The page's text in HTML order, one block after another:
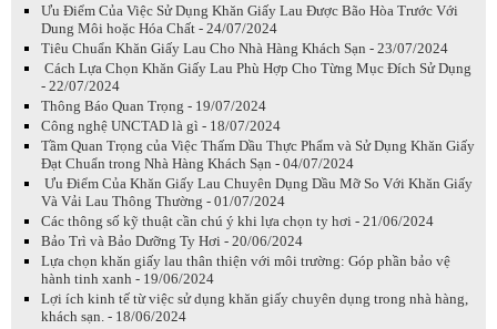
Ưu Điểm Của Việc Sử Dụng Khăn Giấy Lau Được Bão Hòa Trước Với
Dung Môi hoặc Hóa Chất - 24/07/2024
Tiêu Chuẩn Khăn Giấy Lau Cho Nhà Hàng Khách Sạn - 23/07/2024
Cách Lựa Chọn Khăn Giấy Lau Phù Hợp Cho Từng Mục Đích Sử Dụng
- 22/07/2024
Thông Báo Quan Trọng - 19/07/2024
Công nghệ UNCTAD là gì - 18/07/2024
Tầm Quan Trọng của Việc Thấm Dầu Thực Phẩm và Sử Dụng Khăn Giấy
Đạt Chuẩn trong Nhà Hàng Khách Sạn - 04/07/2024
Ưu Điểm Của Khăn Giấy Lau Chuyên Dụng Dầu Mỡ So Với Khăn Giấy
Và Vải Lau Thông Thường - 01/07/2024
Các thông số kỹ thuật cần chú ý khi lựa chọn ty hơi - 21/06/2024
Bảo Trì và Bảo Dưỡng Ty Hơi - 20/06/2024
Lựa chọn khăn giấy lau thân thiện với môi trường: Góp phần bảo vệ
hành tinh xanh - 19/06/2024
Lợi ích kinh tế từ việc sử dụng khăn giấy chuyên dụng trong nhà hàng,
khách sạn. - 18/06/2024